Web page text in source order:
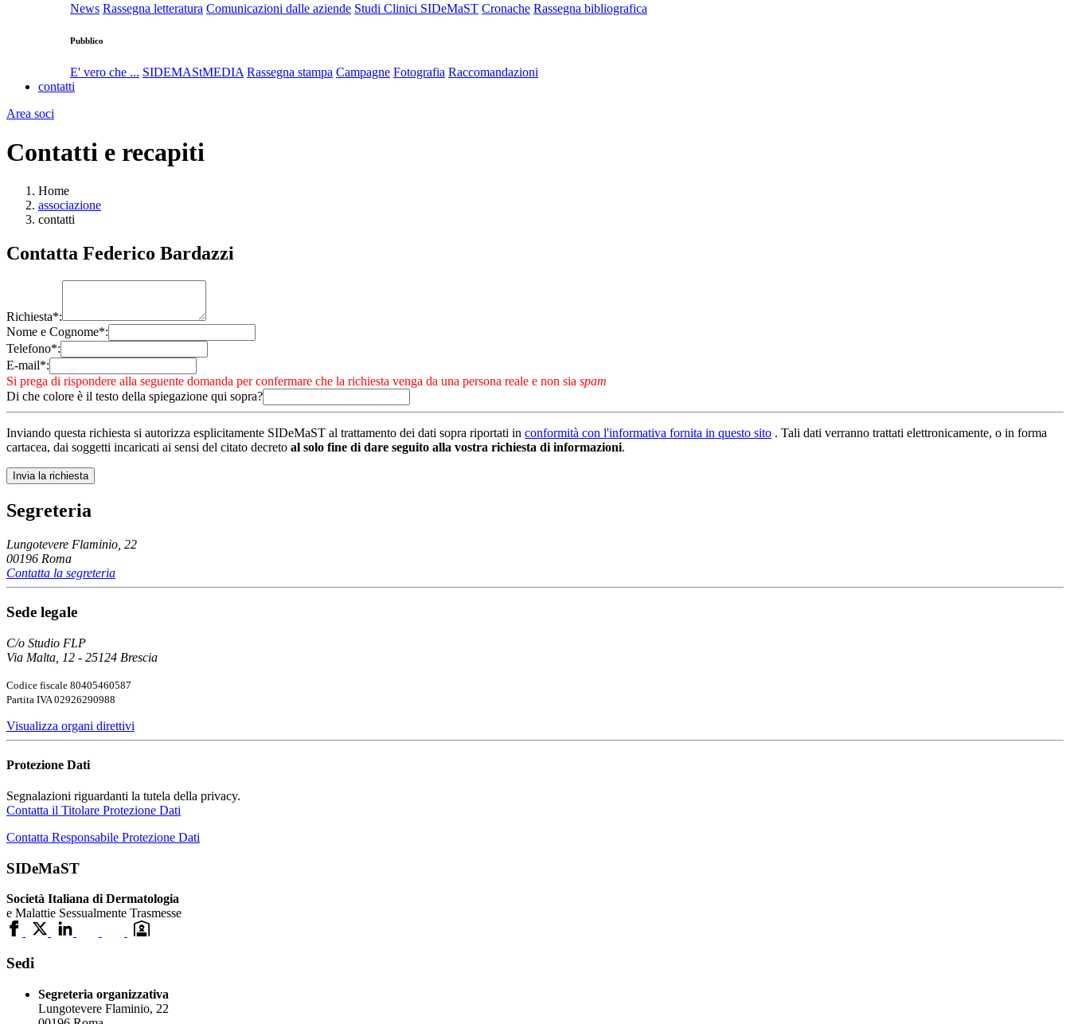
News Rassegna letteratura Comunicazioni dalle aziende Studi Clinici SIDeMaST Cronache Rassegna bibliografica
Pubblico
E' vero che ... SIDEMAStMEDIA Rassegna stampa Campagne Fotografia Raccomandazioni
contatti
Area soci
Contatti e recapiti
Home
associazione
contatti
Contatta Federico Bardazzi
Richiesta*:
Nome e Cognome*:
Telefono*:
E-mail*:
Si prega di rispondere alla seguente domanda per confermare che la richiesta venga da una persona reale e non sia spam
Di che colore è il testo della spiegazione qui sopra?
Inviando questa richiesta si autorizza esplicitamente SIDeMaST al trattamento dei dati sopra riportati in conformità con l'informativa fornita in questo sito . Tali dati verranno trattati elettronicamente, o in forma
cartacea, dai soggetti incaricati ai sensi del citato decreto al solo fine di dare seguito alla vostra richiesta di informazioni.
Segreteria
Lungotevere Flaminio, 22
00196 Roma
Contatta la segreteria
Sede legale
C/o Studio FLP
Via Malta, 12 - 25124 Brescia
Codice fiscale 80405460587
Partita IVA 02926290988
Visualizza organi direttivi
Protezione Dati
Segnalazioni riguardanti la tutela della privacy.
Contatta il Titolare Protezione Dati
Contatta Responsabile Protezione Dati
SIDeMaST
Società Italiana di Dermatologia
e Malattie Sessualmente Trasmesse
Sedi
Segreteria organizzativa
Lungotevere Flaminio, 22